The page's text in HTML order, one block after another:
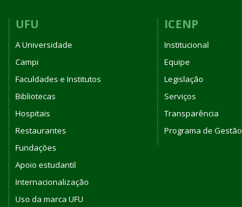
UFU
A Universidade
Campi
Faculdades e Institutos
Bibliotecas
Hospitais
Restaurantes
Fundações
Apoio estudantil
Internacionalização
Uso da marca UFU
ICENP
Institucional
Equipe
Legislação
Serviços
Transparência
Programa de Gestão